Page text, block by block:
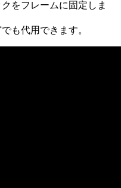
をフレームに固定しま
も代用できます。